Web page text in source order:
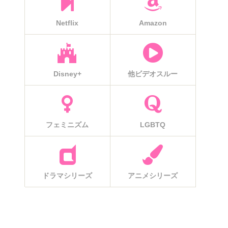
Netflix Amazon
Disney+ 他ビデオスルー
フェミニズム LGBTQ
ドラマシリーズ アニメシリーズ